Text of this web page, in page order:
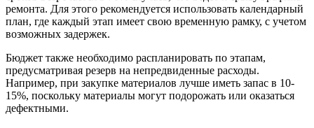
ремонта. Для этого рекомендуется использовать календарный
план, где каждый этап имеет свою временную рамку, с учетом
возможных задержек.
Бюджет также необходимо распланировать по этапам,
предусматривая резерв на непредвиденные расходы.
Например, при закупке материалов лучше иметь запас в 10-
15%, поскольку материалы могут подорожать или оказаться
дефектными.